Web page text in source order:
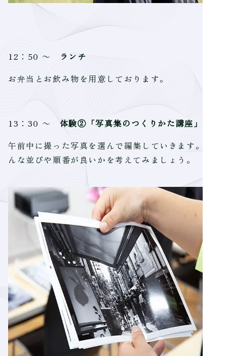
12：50 ～
ランチ
お弁当とお飲み物を用意しております。
13：30 ～ 体験②「写真集のつくりかた講座」
午前中に撮った写真を選んで編集していきます。ど
んな並びや順番が良いかを考えてみましょう。